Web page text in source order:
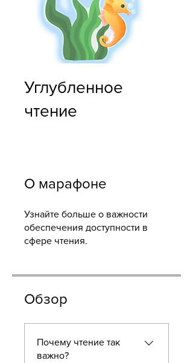
Углубленное
чтение
О марафоне
Узнайте больше о важности
обеспечения доступности в
сфере чтения.
Обзор
Почему чтение так
важно?